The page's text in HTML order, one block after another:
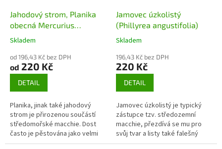
Jahodový strom, Planika
obecná Mercurius
(Arbutus unedo Mercurius)
Skladem
od 196,43 Kč bez DPH
od 220 Kč
DETAIL
Planika, jinak také jahodový
strom je přirozenou součástí
středomořské macchie. Dost
často je pěstována jako velmi
dekorativní strom nebo keř,
Jamovec úzkolistý
(Phillyrea angustifolia)
Skladem
196,43 Kč bez DPH
220 Kč
DETAIL
Jamovec úzkolistý je typický
zástupce tzv. středozemní
macchie, přezdívá se mu pro
svůj tvar a listy také falešný
olivovník. Je dostatečně